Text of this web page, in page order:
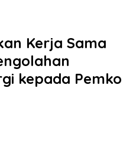
Kerja Sama
kepada Pemko